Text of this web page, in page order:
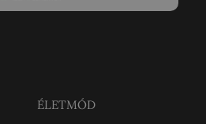
ÉLETMÓD